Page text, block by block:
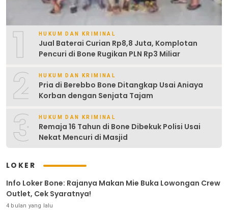
1 HUKUM DAN KRIMINAL
Jual Baterai Curian Rp8,8 Juta, Komplotan
Pencuri di Bone Rugikan PLN Rp3 Miliar
2 HUKUM DAN KRIMINAL
Pria di Berebbo Bone Ditangkap Usai Aniaya
Korban dengan Senjata Tajam
3 HUKUM DAN KRIMINAL
Remaja 16 Tahun di Bone Dibekuk Polisi Usai
Nekat Mencuri di Masjid
LOKER
Info Loker Bone: Rajanya Makan Mie Buka Lowongan Crew
Outlet, Cek Syaratnya!
4 bulan yang lalu